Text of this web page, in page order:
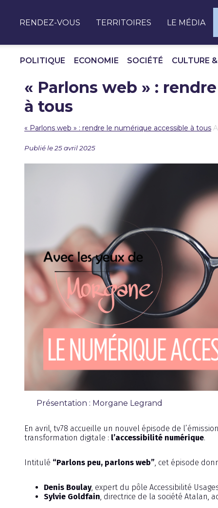
RENDEZ-VOUS TERRITOIRES LE MÉDIA
POLITIQUE ECONOMIE SOCIÉTÉ CULTURE
« Parlons web » :
à tous
« Parlons web » : rendre le numérique accessible à tous
Publié le 25 avril 2025
Présentation : Morgane Legrand
En avril, tv78 accueille un nouvel épisode de l’émission
transformation digitale : l’accessibilité numérique.
Intitulé “Parlons peu, parlons web”, cet épisode
Denis Boulay, expert du pôle Accessibilité
Sylvie Goldfain, directrice de la société Atalan,